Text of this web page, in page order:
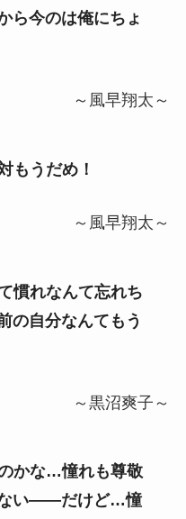
ら今のは俺にちょ
～風早翔太～
もうだめ！
～風早翔太～
慣れなんて忘れち
の自分なんてもう
～黒沼爽子～
かな…憧れも尊敬
い――だけど…憧